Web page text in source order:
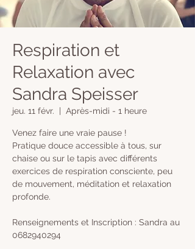
Respiration et
Relaxation avec
Sandra Speisser
jeu. 11 févr. Après-midi - 1 heure
Venez faire une vraie pause !
Pratique douce accessible à tous, sur
chaise ou sur le tapis avec différents
exercices de respiration consciente, peu
de mouvement, méditation et relaxation
profonde.
Renseignements et Inscription : Sandra au
0682940294